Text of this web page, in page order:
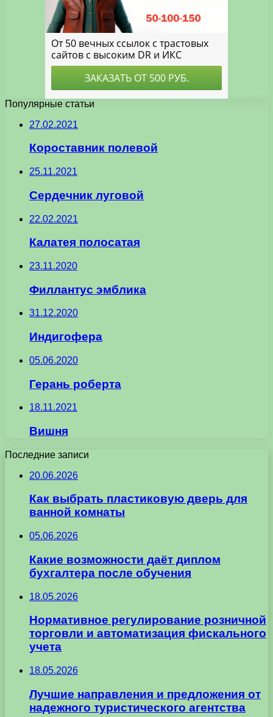
Популярные статьи
27.02.2021
Короставник полевой
25.11.2021
Сердечник луговой
22.02.2021
Калатея полосатая
23.11.2020
Филлантус эмблика
31.12.2020
Индигофера
05.06.2020
Герань роберта
18.11.2021
Вишня
Последние записи
20.06.2026
Как выбрать пластиковую дверь для
ванной комнаты
05.06.2026
Какие возможности даёт диплом
бухгалтера после обучения
18.05.2026
Нормативное регулирование розничной
торговли и автоматизация фискального
учета
18.05.2026
Лучшие направления и предложения от
надежного туристического агентства